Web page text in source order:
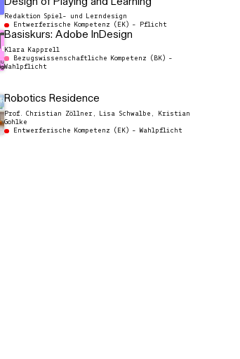
Redaktion Spiel- und Lerndesign
Entwerferische Kompetenz (EK) - Pflicht
Basiskurs: Adobe InDesign
Klara Kapprell
Bezugswissenschaftliche Kompetenz (BK) -
Wahlpflicht
Robotics Residence
Prof. Christian Zöllner, Lisa Schwalbe, Kristian
Gohlke
Entwerferische Kompetenz (EK) - Wahlpflicht